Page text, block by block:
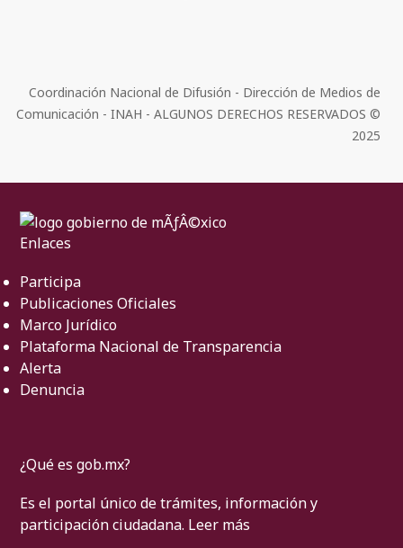
Coordinación Nacional de Difusión - Dirección de Medios de
Comunicación - INAH - ALGUNOS DERECHOS RESERVADOS ©
2025
Enlaces
Participa
Publicaciones Oficiales
Marco Jurídico
Plataforma Nacional de Transparencia
Alerta
Denuncia
¿Qué es gob.mx?
Es el portal único de trámites, información y
participación ciudadana. Leer más